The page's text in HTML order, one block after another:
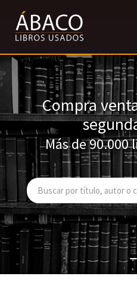
Compra
Más de 90.000